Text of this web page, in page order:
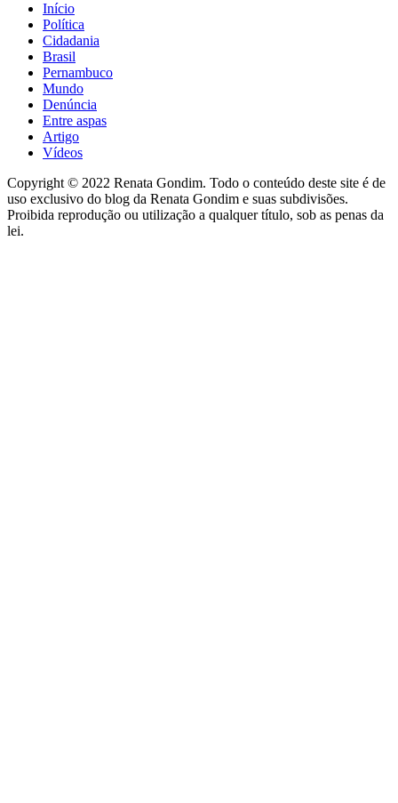
Início
Política
Cidadania
Brasil
Pernambuco
Mundo
Denúncia
Entre aspas
Artigo
Vídeos
Copyright © 2022 Renata Gondim. Todo o conteúdo deste site é de
uso exclusivo do blog da Renata Gondim e suas subdivisões.
Proibida reprodução ou utilização a qualquer título, sob as penas da
lei.